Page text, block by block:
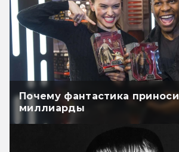
Почему фантастика
миллиарды